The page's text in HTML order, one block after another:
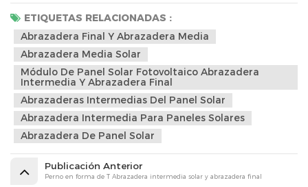
ETIQUETAS RELACIONADAS :
Abrazadera Final Y Abrazadera Media
Abrazadera Media Solar
Módulo De Panel Solar Fotovoltaico Abrazadera
Intermedia Y Abrazadera Final
Abrazaderas Intermedias Del Panel Solar
Abrazadera Intermedia Para Paneles Solares
Abrazadera De Panel Solar
Publicación Anterior
Perno en forma de T Abrazadera intermedia solar y abrazadera final